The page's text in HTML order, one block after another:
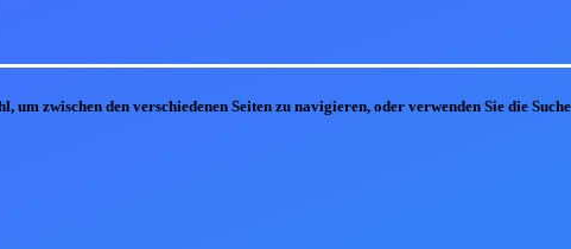
zwischen den verschiedenen Seiten zu navigieren, oder verwenden Sie die